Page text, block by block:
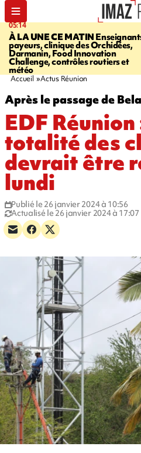
05:14
À LA UNE CE MATIN
payeurs, clinique des Orchidées,
Darmanin, Food Innovation
Challenge, contrôles routiers et
météo
Accueil Actus Réunion
Après le passage de
EDF
totalité des
devrait être
lundi
Publié le 26 janvier 2024 à 10:56
Actualisé le 26 janvier 2024 à 17:07